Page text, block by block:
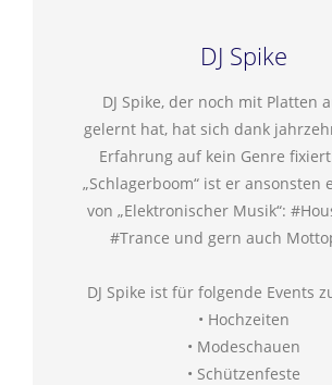
DJ Spike
DJ Spike, der noch mit Platten
gelernt hat, hat sich dank
Erfahrung auf kein Genre
„Schlagerboom“ ist er ansonsten
von „Elektronischer Musik“:
#Trance und gern auch
DJ Spike ist für folgende Events
• Hochzeiten
• Modeschauen
• Schützenfeste